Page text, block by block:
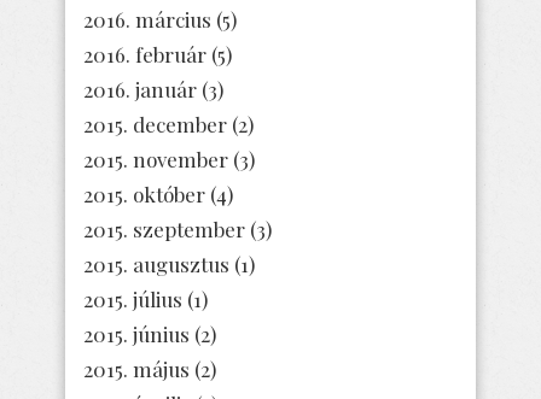
2016. március (5)
2016. február (5)
2016. január (3)
2015. december (2)
2015. november (3)
2015. október (4)
2015. szeptember (3)
2015. augusztus (1)
2015. július (1)
2015. június (2)
2015. május (2)